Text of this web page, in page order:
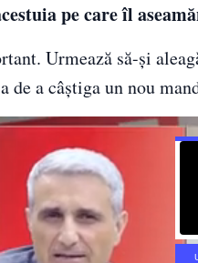
pe care îl
Urmează să-şi
de a câştiga un nou